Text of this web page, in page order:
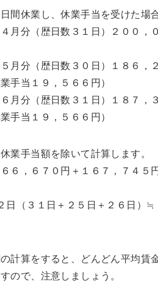
間休業し、休業手当を受けた場
月分（歴日数３１日）２００，
月分（歴日数３０日）１８６，
手当１９，５６６円）
月分（歴日数３１日）１８７，
手当１９，５６６円）
業手当額を除いて計算します。
６，６７０円＋１６７，７４５
日（３１日＋２５日＋２６日）≒
計算をすると、どんどん平均賃
ので、注意しましょう。